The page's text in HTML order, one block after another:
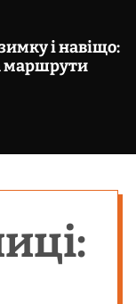
і навіщо:
маршрути